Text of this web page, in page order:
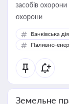
засобів охорони
охорони
Банківська
Паливно-
Земельне